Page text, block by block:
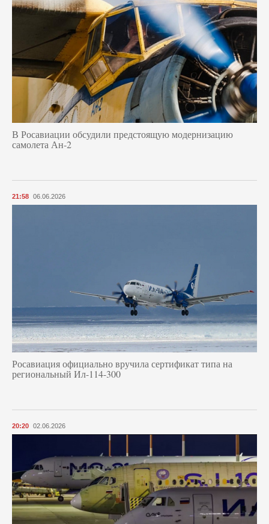
В Росавиации обсудили предстоящую модернизацию
самолета Ан-2
21:58 06.06.2026
Росавиация официально вручила сертификат типа на
региональный Ил-114-300
20:20 02.06.2026